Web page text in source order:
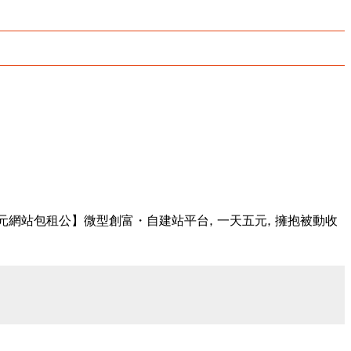
租公】微型創富・自建站平台, 一天五元, 擁抱被動收入。